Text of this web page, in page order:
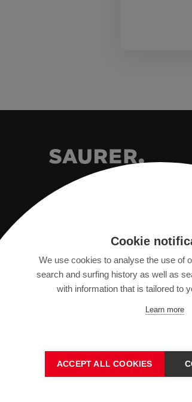
9320 Arbon, Switzerland
info@saurer.com
Cookie
We use cookies to analyse the use of
search and surfing history as well as
with information that is tailored to
Learn more
ACCEPT ALL COOKIES